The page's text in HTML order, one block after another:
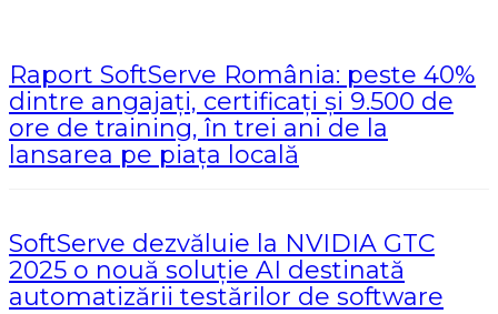
Raport SoftServe România: peste 40%
dintre angajați, certificați și 9.500 de
ore de training, în trei ani de la
lansarea pe piața locală
SoftServe dezvăluie la NVIDIA GTC
2025 o nouă soluție AI destinată
automatizării testărilor de software